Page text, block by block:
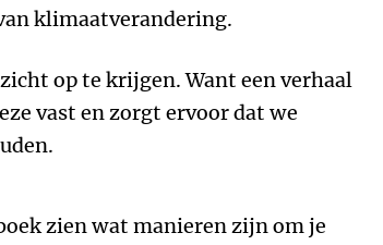
klimaatverandering.
op te krijgen. Want een verhaal
vast en zorgt ervoor dat we
zien wat manieren zijn om je